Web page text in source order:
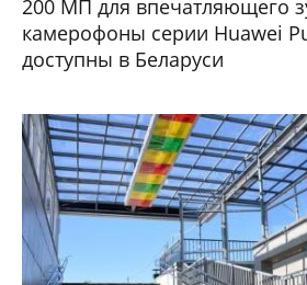
200 МП для впечатляющего
камерофоны серии Huawei
доступны в Беларуси